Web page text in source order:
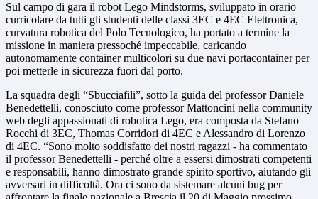
Sul campo di gara il robot Lego Mindstorms, sviluppato in orario
curricolare da tutti gli studenti delle classi 3EC e 4EC Elettronica,
curvatura robotica del Polo Tecnologico, ha portato a termine la
missione in maniera pressoché impeccabile, caricando
autonomamente container multicolori su due navi portacontainer per
poi metterle in sicurezza fuori dal porto.
La squadra degli “Sbucciafili”, sotto la guida del professor Daniele
Benedettelli, conosciuto come professor Mattoncini nella community
web degli appassionati di robotica Lego, era composta da Stefano
Rocchi di 3EC, Thomas Corridori di 4EC e Alessandro di Lorenzo
di 4EC. “Sono molto soddisfatto dei nostri ragazzi - ha commentato
il professor Benedettelli - perché oltre a essersi dimostrati competenti
e responsabili, hanno dimostrato grande spirito sportivo, aiutando gli
avversari in difficoltà. Ora ci sono da sistemare alcuni bug per